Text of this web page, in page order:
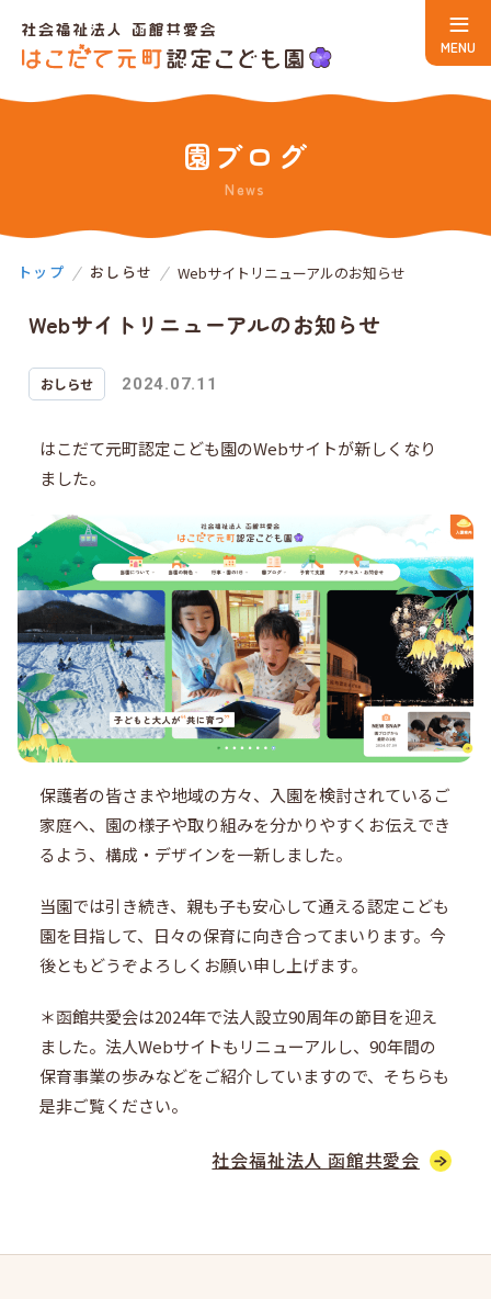
園ブログ
News
トップ おしらせ Webサイトリニューアルのお知らせ
Webサイトリニューアルのお知らせ
おしらせ 2024.07.11
はこだて元町認定こども園のWebサイトが新しくなり
ました。
保護者の皆さまや地域の方々、入園を検討されているご
家庭へ、園の様子や取り組みを分かりやすくお伝えでき
るよう、構成・デザインを一新しました。
当園では引き続き、親も子も安心して通える認定こども
園を目指して、日々の保育に向き合ってまいります。今
後ともどうぞよろしくお願い申し上げます。
＊函館共愛会は2024年で法人設立90周年の節目を迎え
ました。法人Webサイトもリニューアルし、90年間の
保育事業の歩みなどをご紹介していますので、そちらも
是非ご覧ください。
社会福祉法人 函館共愛会